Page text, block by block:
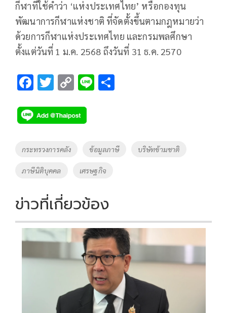
กีฬาที่ใช้คำว่า ‘แห่งประเทศไทย’ หรือกองทุน
พัฒนาการกีฬาแห่งชาติ ที่จัดตั้งขึ้นตามกฎหมายว่า
ด้วยการกีฬาแห่งประเทศไทย และกรมพลศึกษา
ตั้งแต่วันที่ 1 ม.ค. 2568 ถึงวันที่ 31 ธ.ค. 2570
F
e
b
o
o
k
T
tt
er
C
p
y
k
Li
Tags
กระทรวงการคลัง ข้อมูลภาษี บริษัทข้ามชาติ
ภาษีนิติบุคคล เศรษฐกิจ
ข่าวที่เกี่ยวข้อง